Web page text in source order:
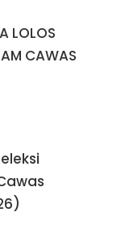
LOLOS
CAWAS